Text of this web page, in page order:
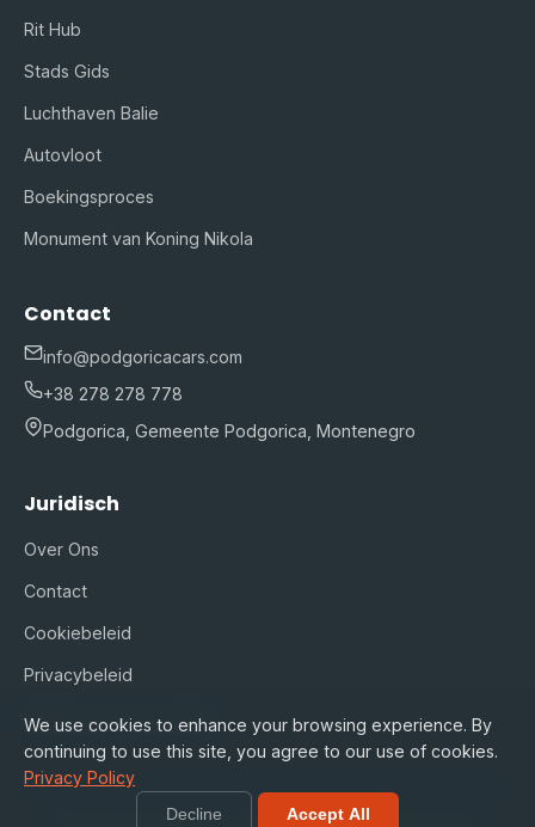
We use cookies to enhance your browsing experience. By
continuing to use this site, you agree to our use of cookies.
Privacy Policy
Decline Accept All
Rit Hub
Stads Gids
Luchthaven Balie
Autovloot
Boekingsproces
Monument van Koning Nikola
Contact
info@podgoricacars.com
+38 278 278 778
Podgorica, Gemeente Podgorica, Montenegro
Juridisch
Over Ons
Contact
Cookiebeleid
Privacybeleid
Algemene Voorwaarden